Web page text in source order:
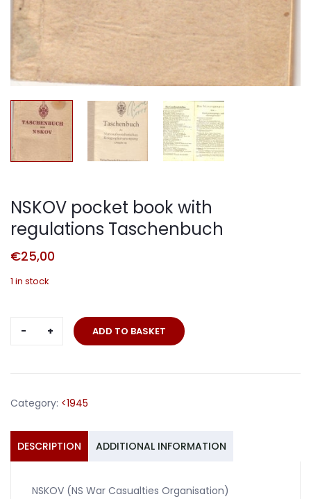
NSKOV pocket book with
regulations Taschenbuch
€25,00
1 in stock
NSKOV
pocket
Taschenbuch
ADD TO BASKET
Category: <1945
DESCRIPTION ADDITIONAL INFORMATION
NSKOV (NS War Casualties Organisation)